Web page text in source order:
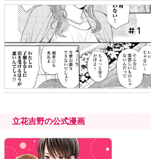
立花吉野の公式漫画